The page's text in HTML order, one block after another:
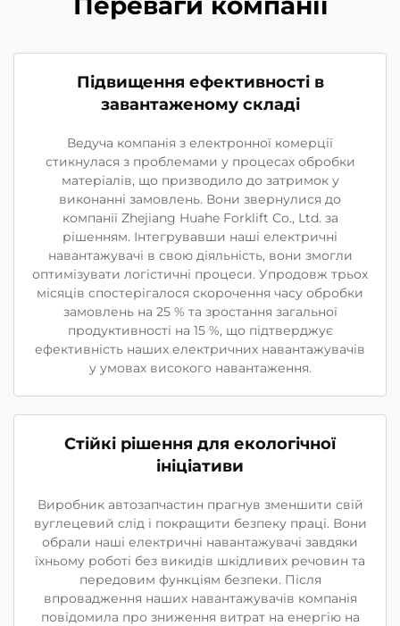
Підвищення ефективності в
завантаженому складі
Ведуча компанія з електронної комерції
стикнулася з проблемами у процесах обробки
матеріалів, що призводило до затримок у
виконанні замовлень. Вони звернулися до
компанії Zhejiang Huahe Forklift Co., Ltd. за
рішенням. Інтегрувавши наші електричні
навантажувачі в свою діяльність, вони змогли
оптимізувати логістичні процеси. Упродовж трьох
місяців спостерігалося скорочення часу обробки
замовлень на 25 % та зростання загальної
продуктивності на 15 %, що підтверджує
ефективність наших електричних навантажувачів
у умовах високого навантаження.
Стійкі рішення для екологічної
ініціативи
Виробник автозапчастин прагнув зменшити свій
вуглецевий слід і покращити безпеку праці. Вони
обрали наші електричні навантажувачі завдяки
їхньому роботі без викидів шкідливих речовин та
передовим функціям безпеки. Після
впровадження наших навантажувачів компанія
повідомила про зниження витрат на енергію на